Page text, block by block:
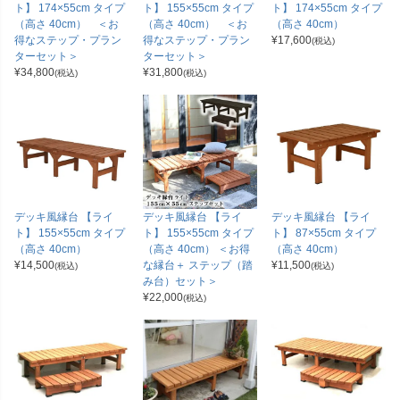
ト】 174×55cm タイプ
（高さ 40cm） ＜お
得なステップ・プラン
ターセット＞
¥34,800(税込)
ト】 155×55cm タイプ
（高さ 40cm） ＜お
得なステップ・プラン
ターセット＞
¥31,800(税込)
ト】 174×55cm タイプ
（高さ 40cm）
¥17,600(税込)
デッキ風縁台 【ライ
ト】 155×55cm タイプ
（高さ 40cm）
¥14,500(税込)
デッキ風縁台 【ライ
ト】 155×55cm タイプ
（高さ 40cm） ＜お得
な縁台＋ ステップ（踏
み台）セット＞
¥22,000(税込)
デッキ風縁台 【ライ
ト】 87×55cm タイプ
（高さ 40cm）
¥11,500(税込)